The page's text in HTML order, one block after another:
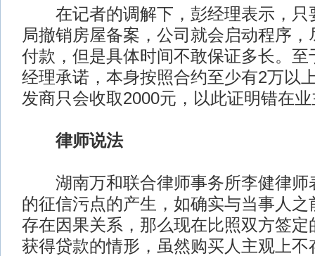
在记者的调解下，彭经理表示，只
局撤销房屋备案，公司就会启动程序
付款，但是具体时间不敢保证多长。至
经理承诺，本身按照合约至少有2万以
发商只会收取2000元，以此证明错在
律师说法
湖南万和联合律师事务所李健律师
的征信污点的产生，如确实与当事人之
存在因果关系，那么现在比照双方签定
获得贷款的情形，虽然购买人主观上不